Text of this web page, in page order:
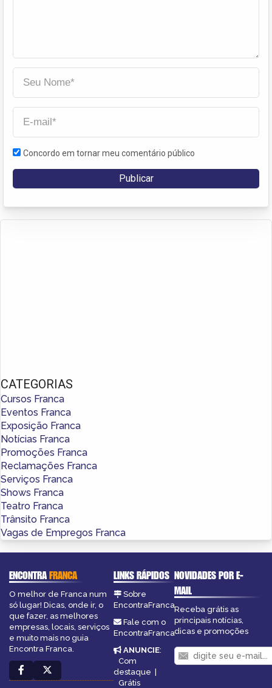
Concordo em tornar meu comentário público
CATEGORIAS
Cursos Franca
Eventos Franca
Exposição Franca
Notícias Franca
Promoções Franca
Reclamações Franca
Serviços Franca
Shows Franca
Teatro Franca
Trânsito Franca
Vagas de Empregos Franca
ENCONTRAFRANCA
O melhor de Franca num
só lugar! Dicas, onde ir, o
que fazer, as melhores
empresas, locais, serviços
e muito mais no guia
Encontra Franca.
LINKS RÁPIDOS
Sobre
EncontraFranca
Fale com o
EncontraFranca
ANUNCIE:
Com
destaque
Grátis
NOVIDADES POR E-
MAIL
Receba grátis as
principais notícias,
dicas e promoções